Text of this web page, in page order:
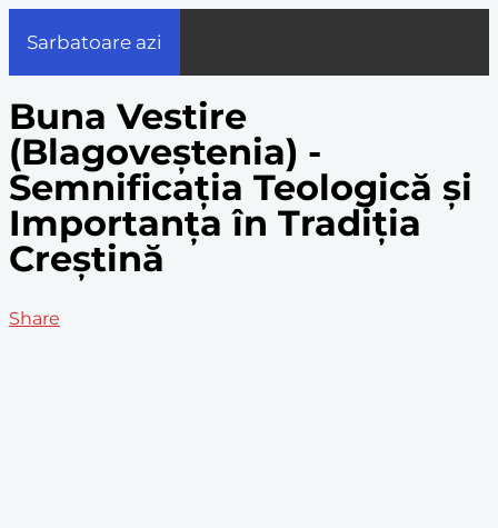
Sarbatoare azi
Buna Vestire
(Blagoveștenia) -
Semnificația Teologică și
Importanța în Tradiția
Creștină
Share